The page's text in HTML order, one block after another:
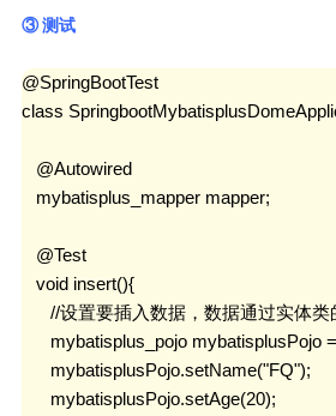
③ 测试
@SpringBootTest
class
   @Autowired
   mybatisplus_mapper mapper;
   @Test
   void insert(){
//设置要插入数据，数据通过实体
mybatisplus_pojo mybatisplusPojo
      mybatisplusPojo.setName("FQ");
      mybatisplusPojo.setAge(20);